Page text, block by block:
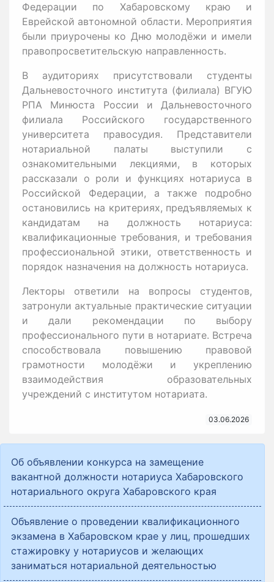
Федерации по Хабаровскому краю и
Еврейской автономной области. Мероприятия
были приурочены ко Дню молодёжи и имели
правопросветительскую направленность.
В аудиториях присутствовали студенты
Дальневосточного института (филиала) ВГУЮ
РПА Минюста России и Дальневосточного
филиала Российского государственного
университета правосудия. Представители
нотариальной палаты выступили с
ознакомительными лекциями, в которых
рассказали о роли и функциях нотариуса в
Российской Федерации, а также подробно
остановились на критериях, предъявляемых к
кандидатам на должность нотариуса:
квалификационные требования, и требования
профессиональной этики, ответственность и
порядок назначения на должность нотариуса.
Лекторы ответили на вопросы студентов,
затронули актуальные практические ситуации
и дали рекомендации по выбору
профессионального пути в нотариате. Встреча
способствовала повышению правовой
грамотности молодёжи и укреплению
взаимодействия образовательных
учреждений с институтом нотариата.
03.06.2026
Об объявлении конкурса на замещение
вакантной должности нотариуса Хабаровского
нотариального округа Хабаровского края
Объявление о проведении квалификационного
экзамена в Хабаровском крае у лиц, прошедших
стажировку у нотариусов и желающих
заниматься нотариальной деятельностью